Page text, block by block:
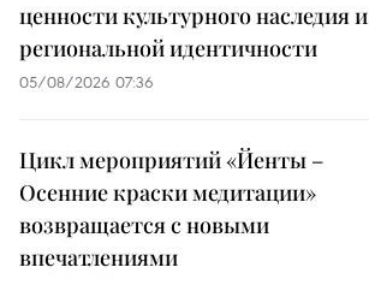
ценности культурного наследия и
региональной идентичности
05/08/2026 07:36
Цикл мероприятий «Йенты –
Осенние краски медитации»
возвращается с новыми
впечатлениями